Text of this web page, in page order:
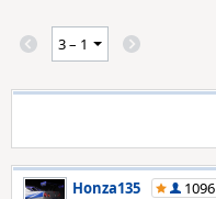
Honza135
1096